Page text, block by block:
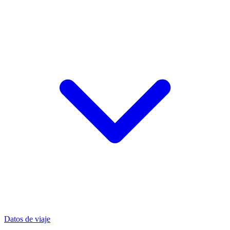
Datos de viaje